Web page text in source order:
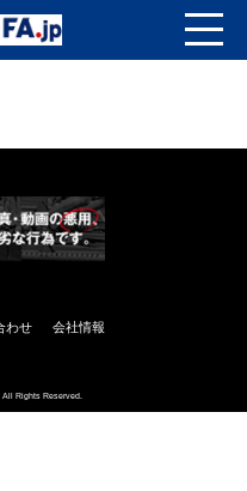
わせ 会社情報
Rights Reserved.